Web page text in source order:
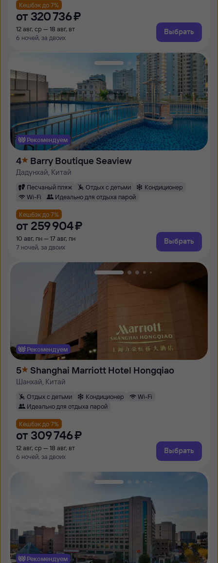
Кешбэк до 7%
от 320 ⁠736 ⁠₽
12 авг, ср — 18 авг, вт
6 ночей, за двоих
Выбрать
Рекомендуем
4 Barry Boutique Seaview
Дадунхай, Китай
Песчаный пляж Отдых с детьми
Кондиционер
Wi-Fi
Идеально для отдыха парой
Кешбэк до 7%
от 259 ⁠904 ⁠₽
10 авг, пн — 17 авг, пн
7 ночей, за двоих
Выбрать
Рекомендуем
5 Shanghai Marriott Hotel Hongqiao
Шанхай, Китай
Отдых с детьми Кондиционер
Wi-Fi
Идеально для отдыха парой
Кешбэк до 7%
от 309 ⁠746 ⁠₽
12 авг, ср — 18 авг, вт
6 ночей, за двоих
Выбрать
Рекомендуем